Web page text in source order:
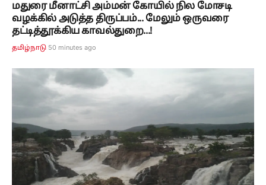
மதுரை மீனாட்சி அம்மன் கோயில் நில மோசடி
வழக்கில் அடுத்த திருப்பம்... மேலும் ஒருவரை
தட்டித்தூக்கிய காவல்துறை...!
தமிழ்நாடு 50 minutes ago